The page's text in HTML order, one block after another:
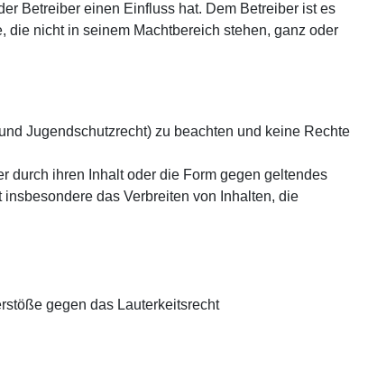
Betreiber einen Einfluss hat. Dem Betreiber ist es
die nicht in seinem Machtbereich stehen, ganz oder
Jugendschutzrecht) zu beachten und keine Rechte
durch ihren Inhalt oder die Form gegen geltendes
das Verbreiten von Inhalten, die
gegen das Lauterkeitsrecht